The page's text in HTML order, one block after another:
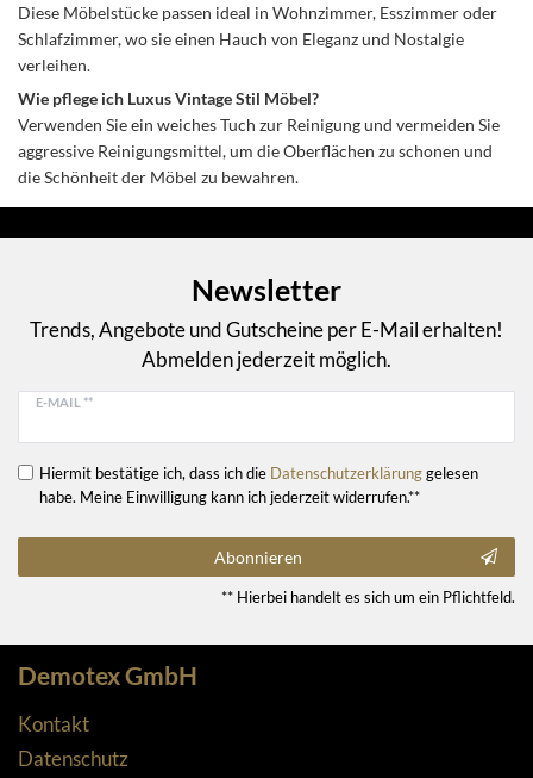
Diese Möbelstücke passen ideal in Wohnzimmer, Esszimmer oder
Schlafzimmer, wo sie einen Hauch von Eleganz und Nostalgie
verleihen.
Wie pflege ich Luxus Vintage Stil Möbel?
Verwenden Sie ein weiches Tuch zur Reinigung und vermeiden Sie
aggressive Reinigungsmittel, um die Oberflächen zu schonen und
die Schönheit der Möbel zu bewahren.
Newsletter
Trends, Angebote und Gutscheine per E-Mail erhalten!
Abmelden jederzeit möglich.
E-MAIL **
Hiermit bestätige ich, dass ich die Daten­schutz­erklärunggelesen
habe. Meine Einwilligung kann ich jederzeit widerrufen.**
Abonnieren
** Hierbei handelt es sich um ein Pflichtfeld.
Demotex GmbH
Kontakt
Datenschutz